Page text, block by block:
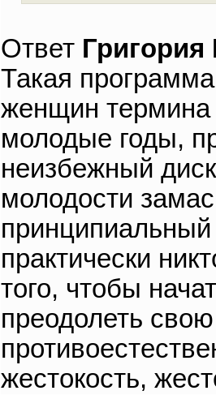
Ответ
Такая
женщин термина
молодые годы,
неизбежный
молодости
практически
того, чтобы
преодолеть
жестокость,